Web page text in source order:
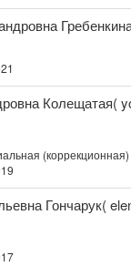
Колещатая(
Гончарук(